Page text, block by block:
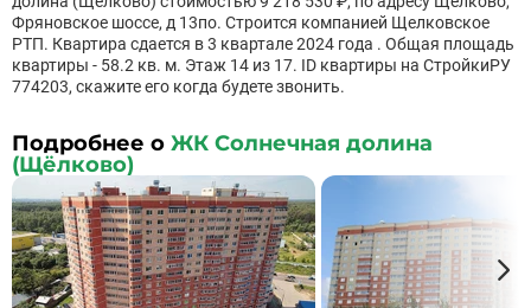
Фряновское шоссе, д 13по. Строится компанией Щелковское
РТП. Квартира сдается в 3 квартале 2024 года . Общая площадь
квартиры - 58.2 кв. м. Этаж 14 из 17. ID квартиры на СтройкиРУ
774203, скажите его когда будете звонить.
Подробнее о ЖК Солнечная долина
(Щёлково)